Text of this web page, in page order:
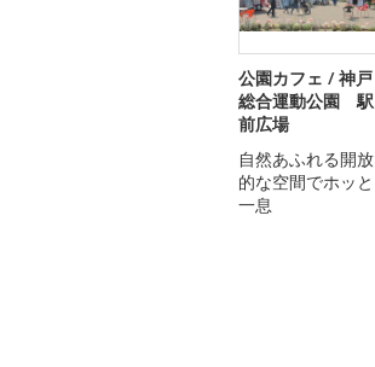
公園カフェ / 神戸
総合運動公園 駅
前広場
自然あふれる開放
的な空間でホッと
一息